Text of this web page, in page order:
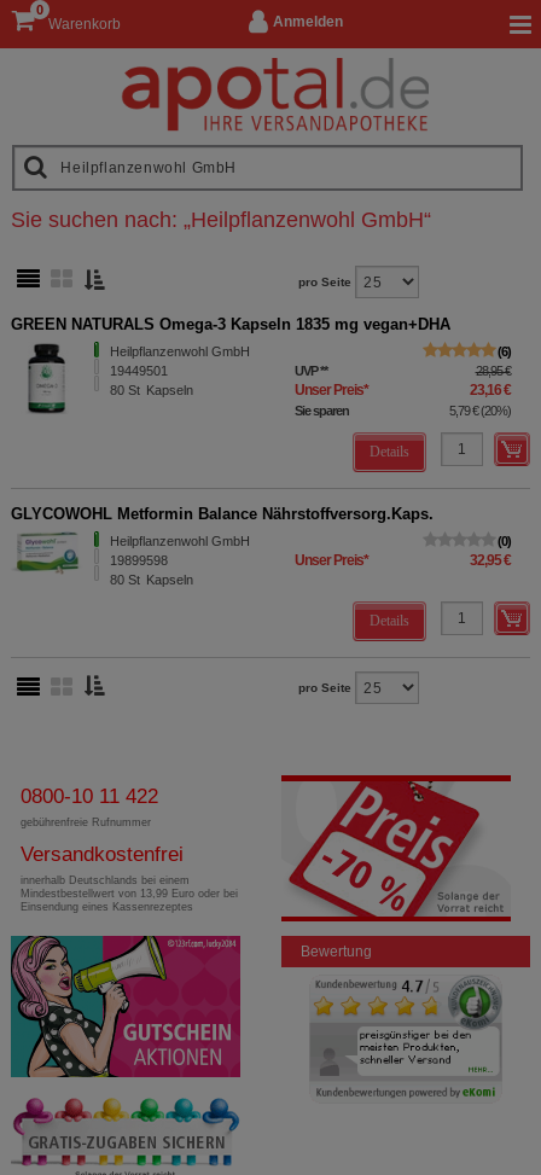
Anmelden
Warenkorb
0
Sie suchen nach: „Heilpflanzenwohl GmbH“
pro Seite
GREEN NATURALS Omega-3 Kapseln 1835 mg vegan+DHA
Heilpflanzenwohl GmbH
19449501
80 St Kapseln
6
UVP** 28,95 €
Unser Preis* 23,16 €
Sie sparen 5,79 €(20%)
Details
GLYCOWOHL Metformin Balance Nährstoffversorg.Kaps.
Heilpflanzenwohl GmbH
19899598
80 St Kapseln
0
Unser Preis* 32,95 €
Details
pro Seite
0800-10 11 422
gebührenfreie Rufnummer
Versandkostenfrei
innerhalb Deutschlands bei einem
Mindestbestellwert von 13,99 Euro oder bei
Einsendung eines Kassenrezeptes
Bewertung